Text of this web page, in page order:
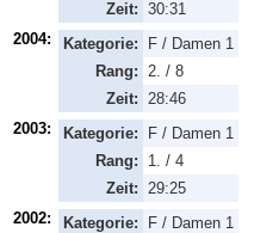
Zeit: 30:31
2004:
Kategorie:
F / Damen 1
Rang:
2. / 8
Zeit:
28:46
2003:
Kategorie:
F / Damen 1
Rang:
1. / 4
Zeit:
29:25
2002:
Kategorie:
F / Damen 1